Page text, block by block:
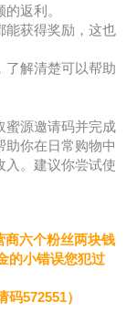
返利。
能获得奖励，这也
了解清楚可以帮助
蜜源邀请码并完成
助你在日常购物中
入。建议你尝试使
商六个粉丝两块钱
的小错误您犯过
572551）